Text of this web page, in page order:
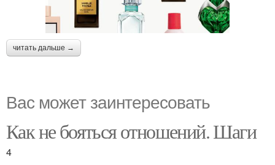
читать дальше →
Вас может заинтересовать
Как не бояться отношений. Шаги
4